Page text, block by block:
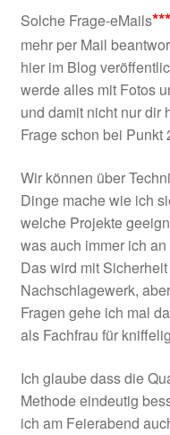
Solche Frage-eMails***
mehr per Mail
hier im Blog
werde alles mit Fotos
und damit nicht nur dir
Frage schon bei
Wir können über
Dinge mache wie ich
welche Projekte
was auch immer ich
Das wird mit
Nachschlagewerk,
Fragen gehe ich mal
als Fachfrau für
Ich glaube dass die
Methode eindeutig
ich am Feierabend